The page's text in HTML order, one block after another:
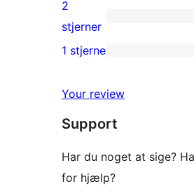
stjernet
anmeldelser
0
2-
anmeldelser
2
stjerner
stjernet
anmeldelser
1 stjerne
Your review
Support
Har du noget at sige?
for hjælp?